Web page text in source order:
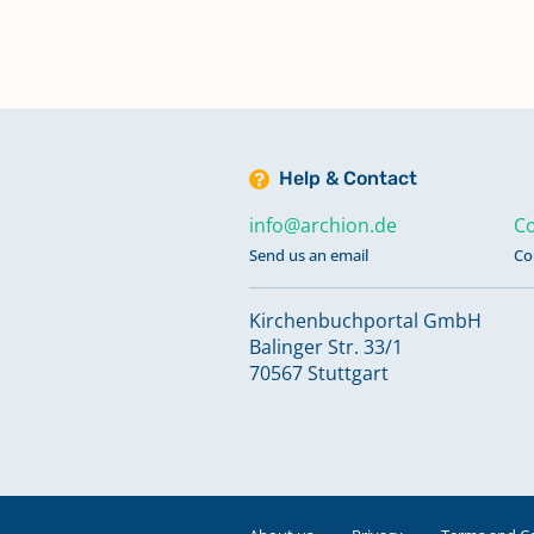
Keine verfügbaren Digitalisate
Kircheneintritte 2017 - 2018
Keine verfügbaren Digitalisate
Konfirmationen 1891 - 1919
Help & Contact
info@archion.de
Send us an email
Kirchenbuchportal GmbH
Balinger Str. 33/1
70567 Stuttgart